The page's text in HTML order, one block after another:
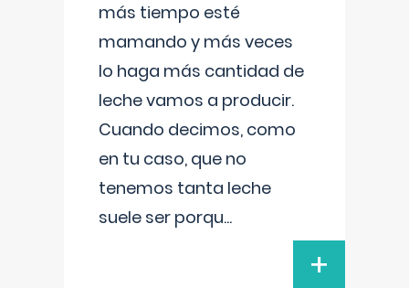
más tiempo esté
mamando y más veces
lo haga más cantidad de
leche vamos a producir.
Cuando decimos, como
en tu caso, que no
tenemos tanta leche
suele ser porqu...
+